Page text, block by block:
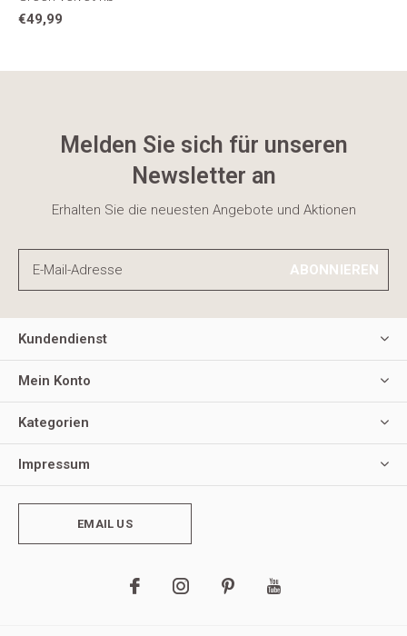
€49,99
Melden Sie sich für unseren
Newsletter an
Erhalten Sie die neuesten Angebote und Aktionen
ABONNIEREN
Kundendienst
Mein Konto
Kategorien
Impressum
EMAIL US